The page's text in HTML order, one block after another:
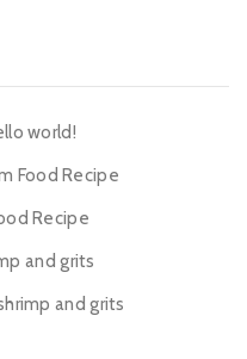
world!
Food Recipe
Recipe
and grits
and grits